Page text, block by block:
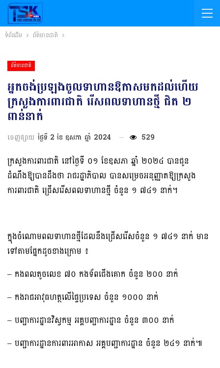
ទំព័រដើម ព័ត៌មានជាតិ
ព័ត៌មានជាតិ
អ្នកចង់ប្រឡងចូលទាហានឱកាសមកដល់ហើយ
ក្រសួងការពារជាតិ រើសពលទាហានថ្មី ជិត ២
ពាន់នាក់
ចេញផ្សាយ ថ្ងៃទី 2 ខែ ឧសភា ឆ្នាំ 2024 529
ក្រសួងការពារជាតិ នៅថ្ងៃទី ០១ ខែឧសភា ឆ្នាំ ២០២៤ បានជូន
ដំណឹងឱ្យបានដឹងថា រាជរដ្ឋាភិបាល បានសម្រេចអនុញ្ញាតឱ្យក្រសួង
ការពារជាតិ ជ្រើសរើសពលទាហានថ្មី ចំនួន ១ ៧៤១ នាក់។
ក្នុងចំណោមពលទាហានថ្មីដែលនឹងជ្រើសរើសចំនួន ១ ៧៤១ នាក់ មាន
ទៅតាមផ្នែកដូចខាងក្រោម ៖
– កងពលតូចលេខ ៧០ កងទ័ពជើងគោក ចំនួន ២០០ នាក់
– កងរាជអាវុធហត្ថលើផ្ទៃប្រទេស ចំនួន ១០០០ នាក់
– បញ្ជាការដ្ឋានវិស្វកម្ម អគ្គបញ្ជាការដ្ឋាន ចំនួន ៣០០ នាក់
– បញ្ជាការដ្ឋានការពារអាកាស អគ្គបញ្ជាការដ្ឋាន ចំនួន ២៤១ នាក់៕